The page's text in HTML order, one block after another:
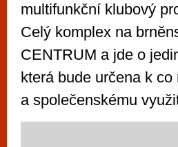
multifunkční klubový
Celý komplex na
CENTRUM a jde o
která bude určena k
a společenskému